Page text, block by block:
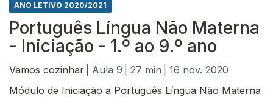
ANO LETIVO 2020/2021
Português Língua Não Materna
- Iniciação - 1.º ao 9.º ano
Vamos cozinhar | Aula 9 | 27 min
| 16 nov. 2020
Módulo de Iniciação a Português Língua Não Materna